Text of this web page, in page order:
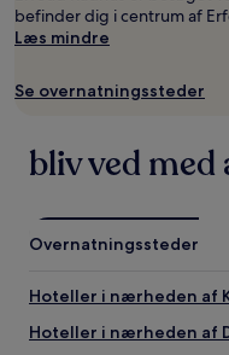
seneste
24
Priser
og
kan
ændres
varsel.
Yderligere
gælde.
befinder dig i centrum af
Læs mindre
Se overnatningssteder
bliv ved
Overnatningssteder
Hoteller i nærheden af
Hoteller i nærheden af